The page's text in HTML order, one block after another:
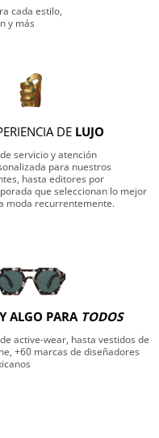
cada estilo,
y más
DE LUJO
servicio y atención
para nuestros
hasta editores por
que seleccionan lo mejor
moda recurrentemente.
ALGO PARA TODOS
active-wear, hasta vestidos de
+60 marcas de diseñadores